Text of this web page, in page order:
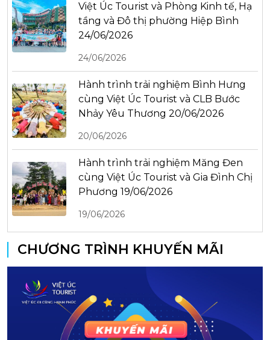
Việt Úc Tourist và Phòng Kinh tế, Hạ
tầng và Đô thị phường Hiệp Bình
24/06/2026
24/06/2026
Hành trình trải nghiệm Bình Hưng
cùng Việt Úc Tourist và CLB Bước
Nhảy Yêu Thương 20/06/2026
20/06/2026
Hành trình trải nghiệm Măng Đen
cùng Việt Úc Tourist và Gia Đình Chị
Phương 19/06/2026
19/06/2026
CHƯƠNG TRÌNH KHUYẾN MÃI